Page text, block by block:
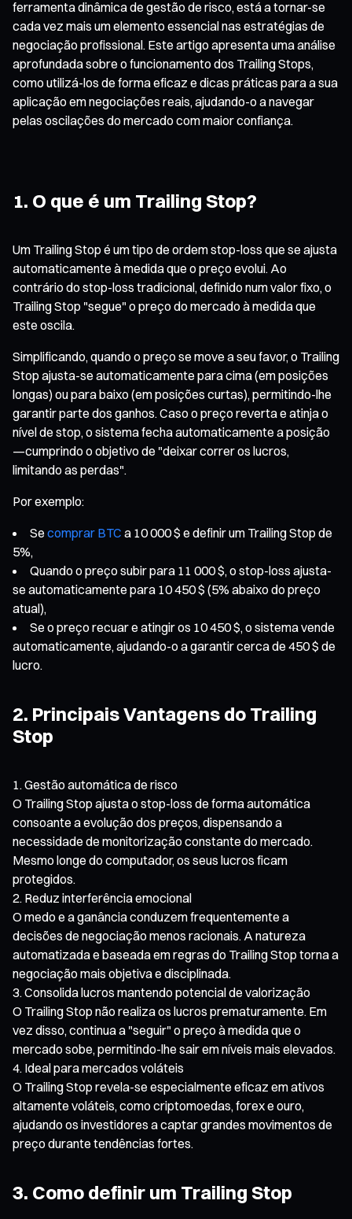
ferramenta dinâmica de gestão de risco, está a tornar-se
cada vez mais um elemento essencial nas estratégias de
negociação profissional. Este artigo apresenta uma análise
aprofundada sobre o funcionamento dos Trailing Stops,
como utilizá-los de forma eficaz e dicas práticas para a sua
aplicação em negociações reais, ajudando-o a navegar
pelas oscilações do mercado com maior confiança.
1. O que é um Trailing Stop?
Um Trailing Stop é um tipo de ordem stop-loss que se ajusta
automaticamente à medida que o preço evolui. Ao
contrário do stop-loss tradicional, definido num valor fixo, o
Trailing Stop "segue" o preço do mercado à medida que
este oscila.
Simplificando, quando o preço se move a seu favor, o Trailing
Stop ajusta-se automaticamente para cima (em posições
longas) ou para baixo (em posições curtas), permitindo-lhe
garantir parte dos ganhos. Caso o preço reverta e atinja o
nível de stop, o sistema fecha automaticamente a posição
—cumprindo o objetivo de "deixar correr os lucros,
limitando as perdas".
Por exemplo:
Se comprar BTC a 10 000 $ e definir um Trailing Stop de
5%,
Quando o preço subir para 11 000 $, o stop-loss ajusta-
se automaticamente para 10 450 $ (5% abaixo do preço
atual),
Se o preço recuar e atingir os 10 450 $, o sistema vende
automaticamente, ajudando-o a garantir cerca de 450 $ de
lucro.
2. Principais Vantagens do Trailing
Stop
Gestão automática de risco
O Trailing Stop ajusta o stop-loss de forma automática
consoante a evolução dos preços, dispensando a
necessidade de monitorização constante do mercado.
Mesmo longe do computador, os seus lucros ficam
protegidos.
Reduz interferência emocional
O medo e a ganância conduzem frequentemente a
decisões de negociação menos racionais. A natureza
automatizada e baseada em regras do Trailing Stop torna a
negociação mais objetiva e disciplinada.
Consolida lucros mantendo potencial de valorização
O Trailing Stop não realiza os lucros prematuramente. Em
vez disso, continua a "seguir" o preço à medida que o
mercado sobe, permitindo-lhe sair em níveis mais elevados.
Ideal para mercados voláteis
O Trailing Stop revela-se especialmente eficaz em ativos
altamente voláteis, como criptomoedas, forex e ouro,
ajudando os investidores a captar grandes movimentos de
preço durante tendências fortes.
3. Como definir um Trailing Stop